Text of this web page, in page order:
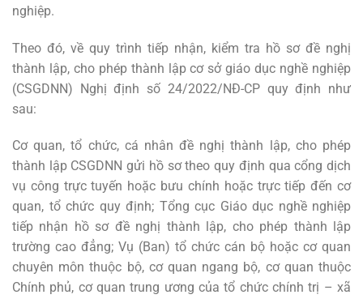
nghiệp.
Theo đó, về quy trình tiếp nhận, kiểm tra hồ sơ đề nghị
thành lập, cho phép thành lập cơ sở giáo dục nghề nghiệp
(CSGDNN) Nghị định số 24/2022/NĐ-CP quy định như
sau:
Cơ quan, tổ chức, cá nhân đề nghị thành lập, cho phép
thành lập CSGDNN gửi hồ sơ theo quy định qua cổng dịch
vụ công trực tuyến hoặc bưu chính hoặc trực tiếp đến cơ
quan, tổ chức quy định; Tổng cục Giáo dục nghề nghiệp
tiếp nhận hồ sơ đề nghị thành lập, cho phép thành lập
trường cao đẳng; Vụ (Ban) tổ chức cán bộ hoặc cơ quan
chuyên môn thuộc bộ, cơ quan ngang bộ, cơ quan thuộc
Chính phủ, cơ quan trung ương của tổ chức chính trị – xã